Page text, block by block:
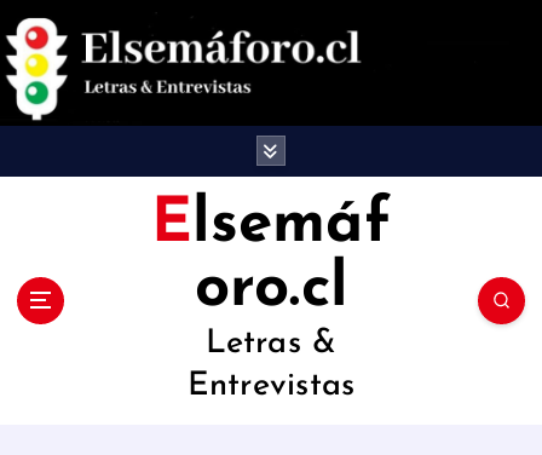
a
Elsemáf
oro.cl
Letras &
Entrevistas